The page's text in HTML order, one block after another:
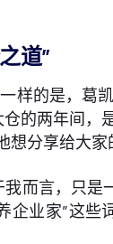
道”
样的是，葛
的两年间，
想分享给大
我而言，只
养企业家”这